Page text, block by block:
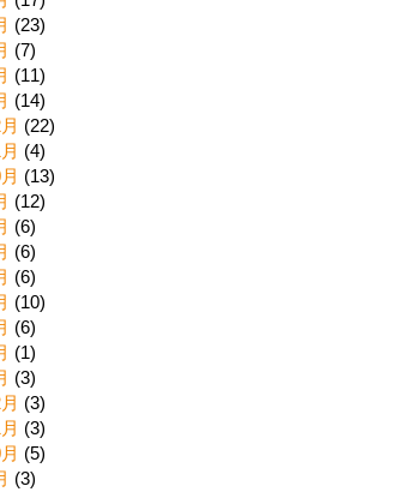
(23)
(7)
(11)
(14)
(22)
(4)
(13)
(12)
(6)
(6)
(6)
(10)
(6)
(1)
(3)
(3)
(3)
(5)
(3)